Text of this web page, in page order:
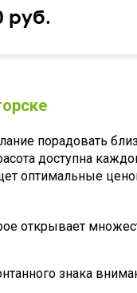
руб.
порадовать
доступна
оптимальные
открывает
знака